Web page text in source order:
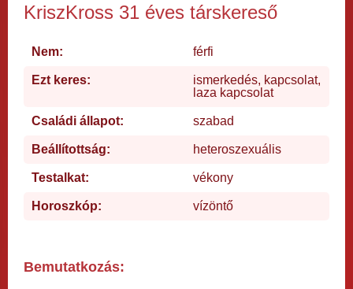
KriszKross 31 éves társkereső
Nem: férfi
Ezt keres:
ismerkedés, kapcsolat,
laza kapcsolat
Családi állapot: szabad
Beállítottság: heteroszexuális
Testalkat: vékony
Horoszkóp: vízöntő
Bemutatkozás: